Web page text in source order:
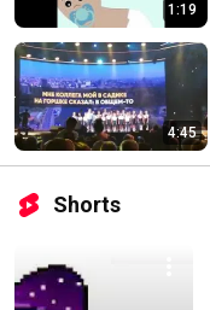
1:19
4:45
Shorts